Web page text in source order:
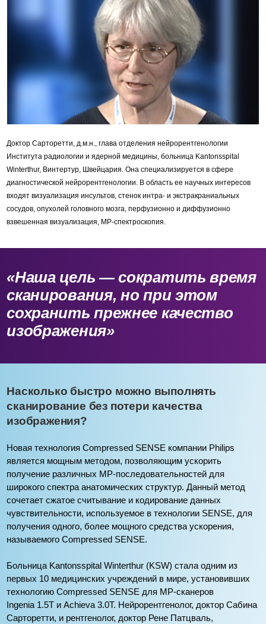
Доктор Сарторетти, д.м.н., глава отделения нейрорентгенологии
Института радиологии и ядерной медицины, больница Kantonsspital
Winterthur, Винтертур, Швейцария. Она специализируется в сфере
диагностической нейрорентгенологии. В область ее научных интересов
входят визуализация инсультов, стенок интра- и экстракраниальных
сосудов, опухолей головного мозга, перфузионно и диффузионно
взвешенная визуализация, МР-спектроскопия.
«Наша цель — сократить время
сканирования, но при этом
сохранить прежнее качество
изображения»
Насколько быстро можно выполнять
сканирование без потери качества
изображения?
Новая технология Compressed SENSE компании Philips
является мощным методом, позволяющим ускорить
получение различных МР-последовательностей для
широкого спектра анатомических структур. Данный метод
сочетает сжатое считывание и кодирование данных
чувствительности, используемое в технологии SENSE, для
получения одного, более мощного средства ускорения,
называемого Compressed SENSE.
Больница Kantonsspital Winterthur (KSW) стала одним из
первых 10 медицинских учреждений в мире, установивших
технологию Compressed SENSE для МР-сканеров
Ingenia 1.5T и Achieva 3.0T. Нейрорентгенолог, доктор Сабина
Сарторетти, и рентгенолог, доктор Рене Патцваль,